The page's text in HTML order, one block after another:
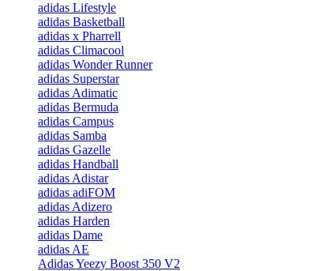
adidas Lifestyle
adidas Basketball
adidas x Pharrell
adidas Climacool
adidas Wonder Runner
adidas Superstar
adidas Adimatic
adidas Bermuda
adidas Campus
adidas Samba
adidas Gazelle
adidas Handball
adidas Adistar
adidas adiFOM
adidas Adizero
adidas Harden
adidas Dame
adidas AE
Adidas Yeezy Boost 350 V2